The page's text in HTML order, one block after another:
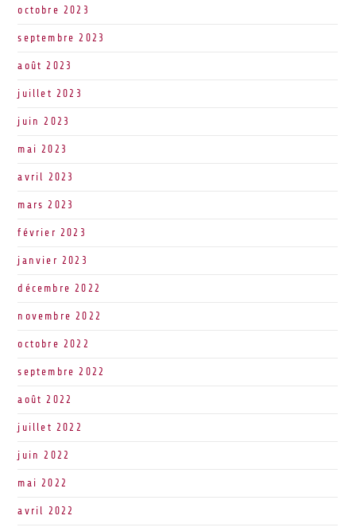
octobre 2023
septembre 2023
août 2023
juillet 2023
juin 2023
mai 2023
avril 2023
mars 2023
février 2023
janvier 2023
décembre 2022
novembre 2022
octobre 2022
septembre 2022
août 2022
juillet 2022
juin 2022
mai 2022
avril 2022